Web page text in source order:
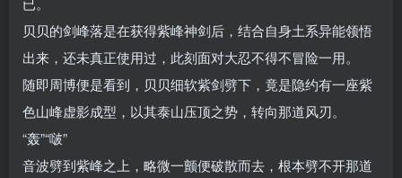
贝贝的剑峰落是在获得紫峰神剑后，结合自身土系异能领悟
出来，还未真正使用过，此刻面对大忍不得不冒险一用。
随即周博便是看到，贝贝细软紫剑劈下，竟是隐约有一座紫
色山峰虚影成型，以其泰山压顶之势，转向那道风刃。
“轰”“啵”
音波劈到紫峰之上，略微一颤便破散而去，根本劈不开那道